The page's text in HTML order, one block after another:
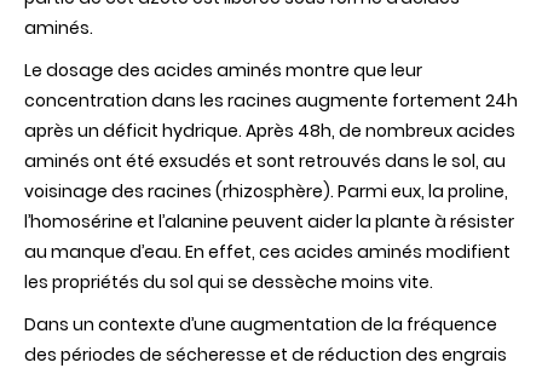
aminés.
Le dosage des acides aminés montre que leur
concentration dans les racines augmente fortement 24h
après un déficit hydrique. Après 48h, de nombreux acides
aminés ont été exsudés et sont retrouvés dans le sol, au
voisinage des racines (rhizosphère). Parmi eux, la proline,
l’homosérine et l’alanine peuvent aider la plante à résister
au manque d’eau. En effet, ces acides aminés modifient
les propriétés du sol qui se dessèche moins vite.
Dans un contexte d’une augmentation de la fréquence
des périodes de sécheresse et de réduction des engrais